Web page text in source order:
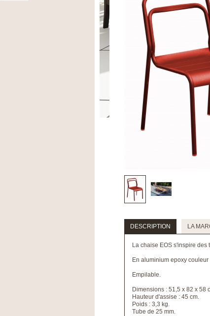
DESCRIPTION LA
La chaise EOS s'inspire
En aluminium epoxy
Empilable.
Dimensions : 51,5 x 82 x 58
Hauteur d'assise : 45 cm.
Poids : 3,3 kg.
Tube de 25 mm.